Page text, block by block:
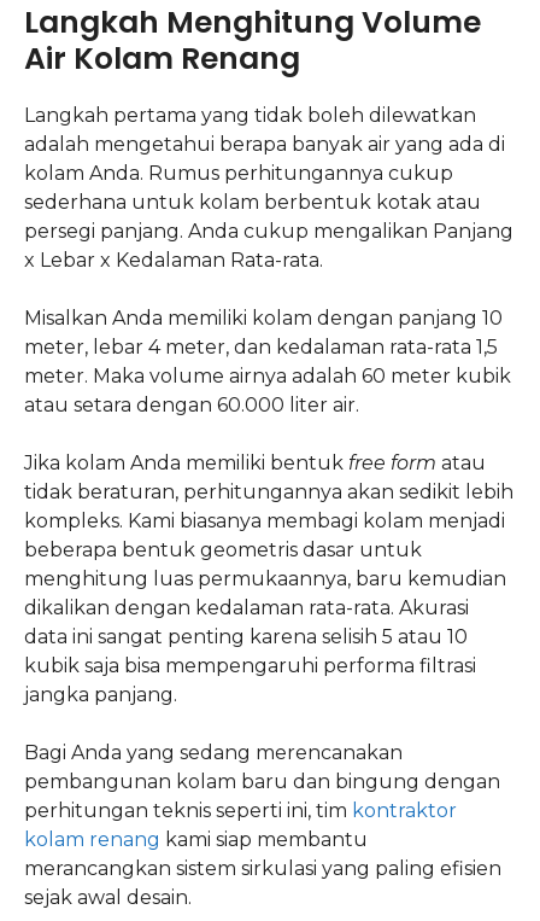
Langkah Menghitung Volume
Air Kolam Renang
Langkah pertama yang tidak boleh dilewatkan
adalah mengetahui berapa banyak air yang ada di
kolam Anda. Rumus perhitungannya cukup
sederhana untuk kolam berbentuk kotak atau
persegi panjang. Anda cukup mengalikan Panjang
x Lebar x Kedalaman Rata-rata.
Misalkan Anda memiliki kolam dengan panjang 10
meter, lebar 4 meter, dan kedalaman rata-rata 1,5
meter. Maka volume airnya adalah 60 meter kubik
atau setara dengan 60.000 liter air.
Jika kolam Anda memiliki bentuk free form atau
tidak beraturan, perhitungannya akan sedikit lebih
kompleks. Kami biasanya membagi kolam menjadi
beberapa bentuk geometris dasar untuk
menghitung luas permukaannya, baru kemudian
dikalikan dengan kedalaman rata-rata. Akurasi
data ini sangat penting karena selisih 5 atau 10
kubik saja bisa mempengaruhi performa filtrasi
jangka panjang.
Bagi Anda yang sedang merencanakan
pembangunan kolam baru dan bingung dengan
perhitungan teknis seperti ini, tim kontraktor
kolam renang kami siap membantu
merancangkan sistem sirkulasi yang paling efisien
sejak awal desain.